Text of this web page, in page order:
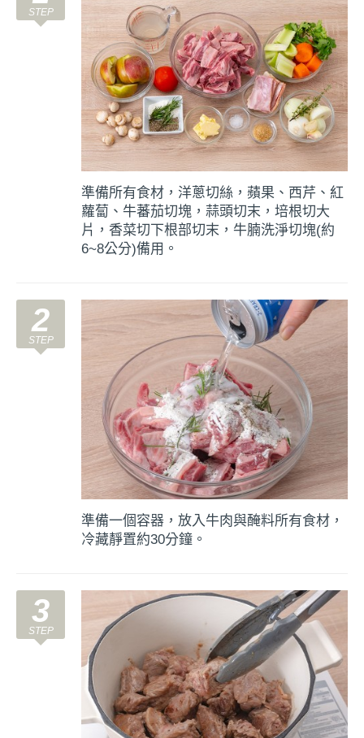
準備所有食材，洋蔥切絲，蘋果、西芹、紅
蘿蔔、牛蕃茄切塊，蒜頭切末，培根切大
片，香菜切下根部切末，牛腩洗淨切塊(約
6~8公分)備用。
2
準備一個容器，放入牛肉與醃料所有食材，
冷藏靜置約30分鐘。
3